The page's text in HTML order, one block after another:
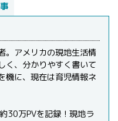
。アメリカの現地生活情
く、分かりやすく書いて
機に、現在は育児情報ネ
30万PVを記録！現地ラ